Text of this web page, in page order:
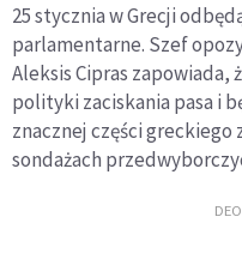
25 stycznia w Grecji
parlamentarne. Szef
Aleksis Cipras zapowiada,
polityki zaciskania pasa i
znacznej części greckiego
sondażach